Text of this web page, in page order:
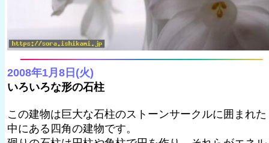
2008年1月8日(火)
いろいろな形の石柱
この建物は巨大な石柱のストーンサークルに囲まれた
中にある四角の建物です。